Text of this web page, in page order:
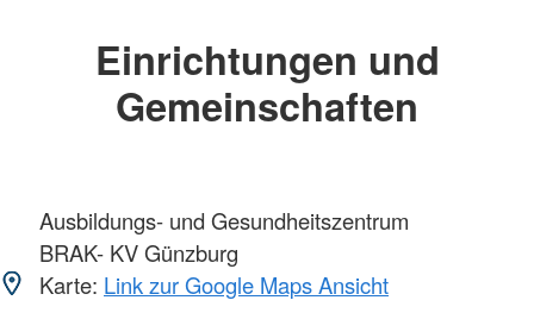
Einrichtungen und
Gemeinschaften
Ausbildungs- und Gesundheitszentrum
BRAK- KV Günzburg
Karte: Link zur Google Maps Ansicht